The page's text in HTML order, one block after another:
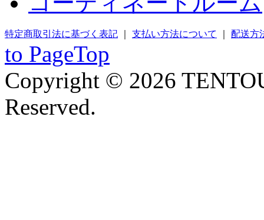
特定商取引法に基づく表記 支払い方法について 配送方
to PageTop
Copyright © 2026
Reserved.